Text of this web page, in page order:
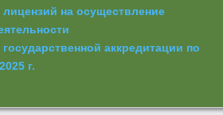
на осуществление
аккредитации по
г.